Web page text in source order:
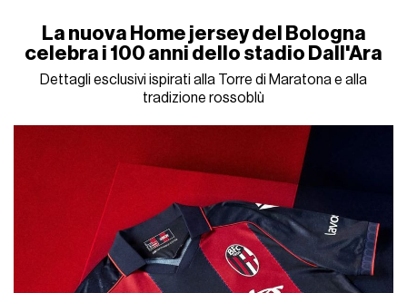
La nuova Home jersey del Bologna
celebra i 100 anni dello stadio Dall'Ara
Dettagli esclusivi ispirati alla Torre di Maratona e alla
tradizione rossoblù